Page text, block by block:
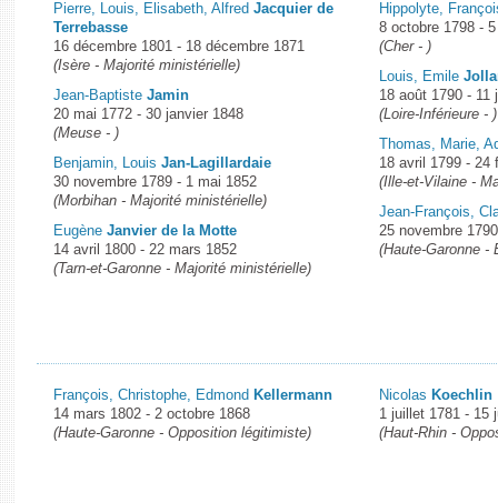
Pierre, Louis, Elisabeth, Alfred Jacquier de
Terrebasse
16 décembre 1801 - 18 décembre 1871
(Isère - Majorité ministérielle)
Jean-Baptiste Jamin
20 mai 1772 - 30 janvier 1848
(Meuse - )
Benjamin, Louis Jan-Lagillardaie
30 novembre 1789 - 1 mai 1852
(Morbihan - Majorité ministérielle)
Eugène Janvier de la Motte
14 avril 1800 - 22 mars 1852
(Tarn-et-Garonne - Majorité ministérielle)
Hippolyte,
8 octobre 1798 -
(Cher - )
Louis, Emile
18 août 1790 - 11
(Loire-Inférieure - )
Thomas, Marie,
18 avril 1799 - 24
(Ille-et-Vilaine -
Jean-François,
25 novembre
(Haute-Garonne -
François, Christophe, Edmond Kellermann
14 mars 1802 - 2 octobre 1868
(Haute-Garonne - Opposition légitimiste)
Nicolas Koechlin
1 juillet 1781 - 15
(Haut-Rhin -